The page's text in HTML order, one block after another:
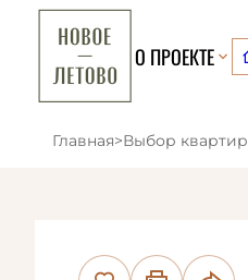
О ПРОЕКТЕ
Главная>Выбор квартир